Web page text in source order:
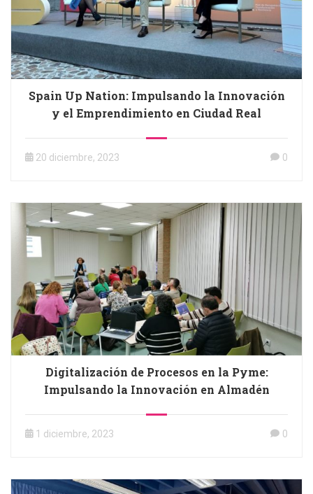
Spain Up Nation: Impulsando la Innovación
y el Emprendimiento en Ciudad Real
20 diciembre, 2023 0
Digitalización de Procesos en la Pyme:
Impulsando la Innovación en Almadén
1 diciembre, 2023 0